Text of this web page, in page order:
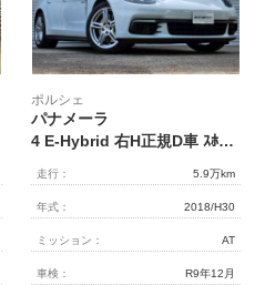
ポルシェ
パナメーラ
4 E-Hybrid 右H正規D車 ｽﾎﾟｰﾂｸﾛﾉPKG ﾊﾟﾉﾗﾐｯｸR 黒革 ｼｰﾄﾋｰﾀｰ PCMﾅﾋﾞ 全周ｶﾒﾗ＆PAS ACC 電動Rｹﾞｰﾄ LEDﾏﾄﾘｸｽHL ｺﾝﾌｫｰﾄA PASMｴｱｻｽ ｱｼｯﾄﾞｸﾞﾘｰﾝｷｬﾘﾊﾟｰ 純正20AW 禁煙 1ｵｰﾅｰ
走行： 5.9万km
年式： 2018/H30
ミッション： AT
車検： R9年12月